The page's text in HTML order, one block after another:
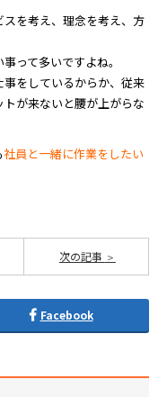
を考え、理念を考え、方
って多いですよね。
をしているからか、従来
が来ないと腰が上がらな
社員と一緒に作業をしたい
次の記事
Facebook